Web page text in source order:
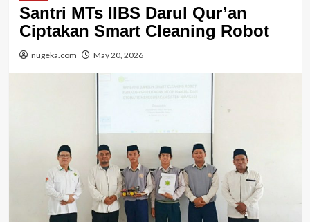
Santri MTs IIBS Darul Qur’an
Ciptakan Smart Cleaning Robot
nugeka.com May 20, 2026